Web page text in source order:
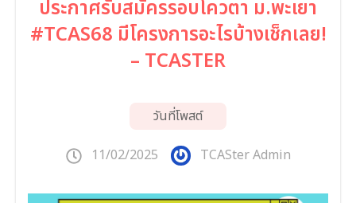
ประกาศรับสมัครรอบโควตา ม.พะเยา
#TCAS68 มีโครงการอะไรบ้างเช็กเลย!
– TCASTER
วันที่โพสต์
11/02/2025 TCASter Admin